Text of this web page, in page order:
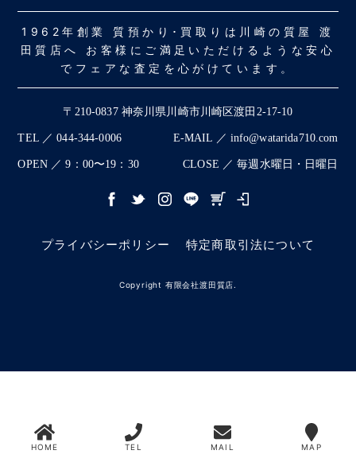
1962年創業 質預かり･買取りは川崎の質屋 渡
田質店へ お客様にご満足いただけるような安心
でフェアな査定を心がけています。
〒210-0837 神奈川県川崎市川崎区渡田2-17-10
TEL ／ 044-344-0006 E-MAIL ／ info@watarida710.com
OPEN ／ 9：00〜19：30 CLOSE ／ 毎週水曜日・日曜日
プライバシーポリシー 特定商取引法について
Copyright 有限会社渡田質店.
HOME TEL MAIL MAP